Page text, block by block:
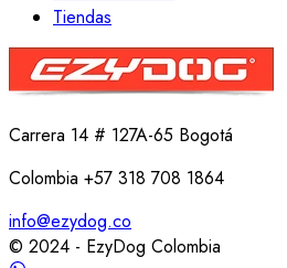
Tiendas
Carrera 14 # 127A-65 Bogotá
Colombia +57 318 708 1864
info@ezydog.co
© 2024 - EzyDog Colombia